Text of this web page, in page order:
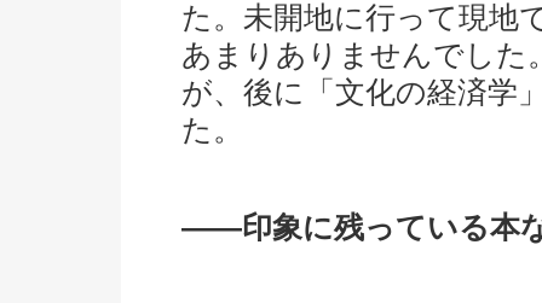
た。未開地に行って現地
あまりありませんでした
が、後に「文化の経済学
た。
――印象に残っている本